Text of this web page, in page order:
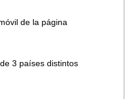
de la página
3 países distintos